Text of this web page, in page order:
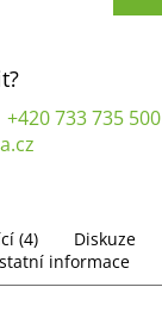
+420 733 735 500
(4) Diskuze
informace